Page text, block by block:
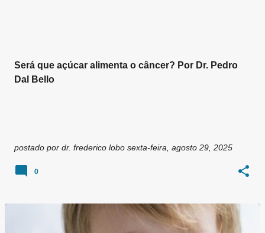
Será que açúcar alimenta o câncer? Por Dr. Pedro
Dal Bello
postado por dr. frederico lobo sexta-feira, agosto 29, 2025
0